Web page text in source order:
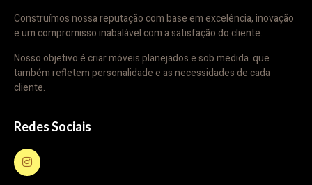
Construímos nossa reputação com base em excelência, inovação
e um compromisso inabalável com a satisfação do cliente.
Nosso objetivo é criar móveis planejados e sob medida que
também refletem personalidade e as necessidades de cada
cliente.
Redes Sociais